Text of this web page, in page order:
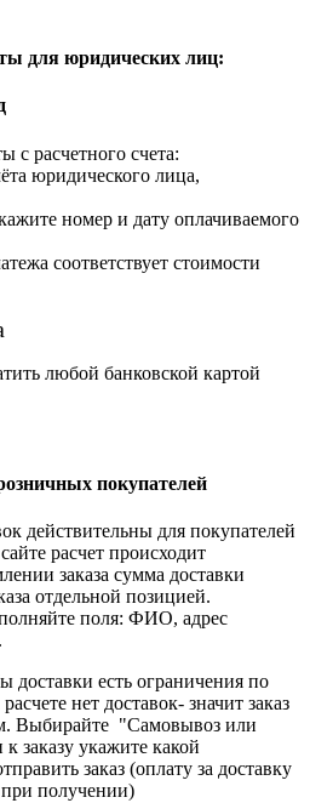
для юридических лиц:
с расчетного счета:
юридического лица,
номер и дату оплачиваемого
соответствует стоимости
любой банковской картой
покупателей
действительны для покупателей
расчет происходит
заказа сумма доставки
отдельной позицией.
поля: ФИО, адрес
есть ограничения по
нет доставок- значит заказ
Выбирайте "Самовывоз или
заказу укажите какой
заказ (оплату за доставку
при получении)